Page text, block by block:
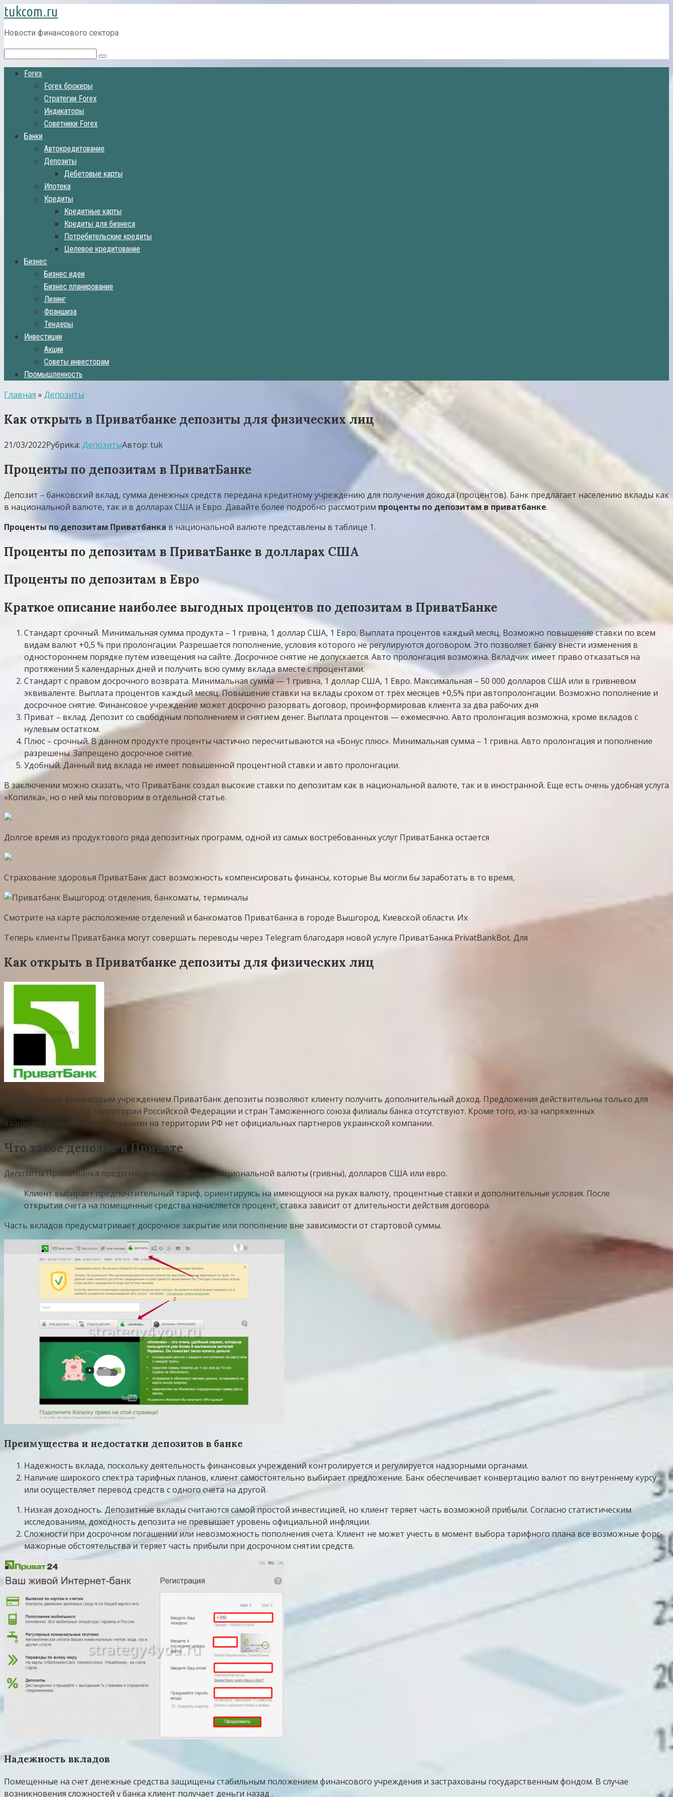
Перейти
к
контенту
tukcom.ru
Новости финансового сектора
Поиск:
Forex
Forex брокеры
Стратегии Forex
Индикаторы
Советники Forex
Банки
Автокредитование
Депозиты
Дебетовые карты
Ипотека
Кредиты
Кредитные карты
Кредиты для бизнеса
Потребительские кредиты
Целевое кредитование
Бизнес
Бизнес идеи
Бизнес планирование
Лизинг
Франшиза
Тендеры
Инвестиции
Акции
Советы инвесторам
Промышленность
Главная » Депозиты
Как открыть в Приватбанке депозиты для физических лиц
21/03/2022Рубрика: ДепозитыАвтор: tuk
Проценты по депозитам в ПриватБанке
Депозит – банковский вклад, сумма денежных средств передана кредитному учреждению для получения дохода (процентов). Банк предлагает населению вклады как
в национальной валюте, так и в долларах США и Евро. Давайте более подробно рассмотрим проценты по депозитам в приватбанке.
Проценты по депозитам Приватбанкав национальной валюте представлены в таблице 1.
Проценты по депозитам в ПриватБанке в долларах США
Проценты по депозитам в Евро
Краткое описание наиболее выгодных процентов по депозитам в ПриватБанке
Стандарт срочный. Минимальная сумма продукта – 1 гривна, 1 доллар США, 1 Евро. Выплата процентов каждый месяц. Возможно повышение ставки по всем
видам валют +0,5 % при пролонгации. Разрешается пополнение, условия которого не регулируются договором. Это позволяет банку внести изменения в
одностороннем порядке путём извещения на сайте. Досрочное снятие не допускается. Авто пролонгация возможна. Вкладчик имеет право отказаться на
протяжении 5 календарных дней и получить всю сумму вклада вместе с процентами.
Стандарт с правом досрочного возврата. Минимальная сумма — 1 гривна, 1 доллар США, 1 Евро. Максимальная – 50 000 долларов США или в гривневом
эквиваленте. Выплата процентов каждый месяц. Повышение ставки на вклады сроком от трёх месяцев +0,5% при автопролонгации. Возможно пополнение и
досрочное снятие. Финансовое учреждение может досрочно разорвать договор, проинформировав клиента за два рабочих дня
Приват – вклад. Депозит со свободным пополнением и снятием денег. Выплата процентов — ежемесячно. Авто пролонгация возможна, кроме вкладов с
нулевым остатком.
Плюс – срочный. В данном продукте проценты частично пересчитываются на «Бонус плюс». Минимальная сумма – 1 гривна. Авто пролонгация и пополнение
разрешены. Запрещено досрочное снятие.
Удобный. Данный вид вклада не имеет повышенной процентной ставки и авто пролонгации.
В заключении можно сказать, что ПриватБанк создал высокие ставки по депозитам как в национальной валюте, так и в иностранной. Еще есть очень удобная услуга
«Копилка», но о ней мы поговорим в отдельной статье.
Долгое время из продуктового ряда депозитных программ, одной из самых востребованных услуг ПриватБанка остается
Страхование здоровья ПриватБанк даст возможность компенсировать финансы, которые Вы могли бы заработать в то время,
Смотрите на карте расположение отделений и банкоматов Приватбанка в городе Вышгород, Киевской области. Их
Теперь клиенты ПриватБанка могут совершать переводы через Telegram благодаря новой услуге ПриватБанка PrivatBankBot. Для
Как открыть в Приватбанке депозиты для физических лиц
Предлагаемые финансовым учреждением Приватбанк депозиты позволяют клиенту получить дополнительный доход. Предложения действительны только для
жителей Украины , на территории Российской Федерации и стран Таможенного союза филиалы банка отсутствуют. Кроме того, из-за напряженных
взаимоотношений между странами на территории РФ нет официальных партнеров украинской компании.
Что такое депозит в Привате
Депозиты Приватбанка предусматривают внесение национальной валюты (гривны), долларов США или евро.
Клиент выбирает предпочтительный тариф, ориентируясь на имеющуюся на руках валюту, процентные ставки и дополнительные условия. После
открытия счета на помещенные средства начисляется процент, ставка зависит от длительности действия договора.
Часть вкладов предусматривает досрочное закрытие или пополнение вне зависимости от стартовой суммы.
Преимущества и недостатки депозитов в банке
Надежность вклада, поскольку деятельность финансовых учреждений контролируется и регулируется надзорными органами.
Наличие широкого спектра тарифных планов, клиент самостоятельно выбирает предложение. Банк обеспечивает конвертацию валют по внутреннему курсу
или осуществляет перевод средств с одного счета на другой.
Низкая доходность. Депозитные вклады считаются самой простой инвестицией, но клиент теряет часть возможной прибыли. Согласно статистическим
исследованиям, доходность депозита не превышает уровень официальной инфляции.
Сложности при досрочном погашении или невозможность пополнения счета. Клиент не может учесть в момент выбора тарифного плана все возможные форс-
мажорные обстоятельства и теряет часть прибыли при досрочном снятии средств.
Надежность вкладов
Помещенные на счет денежные средства защищены стабильным положением финансового учреждения и застрахованы государственным фондом. В случае
возникновения сложностей у банка клиент получает деньги назад .